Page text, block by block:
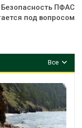
Безопасность ПФАС
под вопросом
Все